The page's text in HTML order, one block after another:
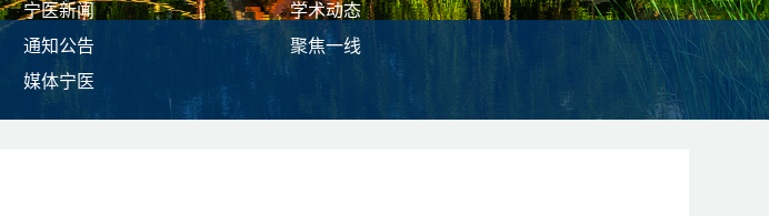
宁医新闻
学术动态
通知公告
聚焦一线
媒体宁医